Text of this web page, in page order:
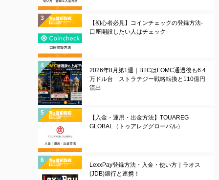
【初心者必見】コインチェックの登録方法-
口座開設したい人はチェック-
2026年8月第1週｜BTCはFOMC通過後も6.4
万ドル台 ストラテジー戦略転換と110億円
流出
【入金・運用・出金方法】TOUAREG
GLOBAL（トゥアレググローバル）
LexxPay登録方法・入金・使い方｜ラオス
(JDB)銀行と連携！